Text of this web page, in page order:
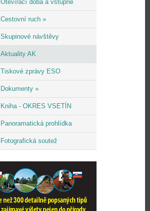
Otevírací doba a vstupné
Cestovní ruch »
Skupinové návštěvy
Aktuality AK
Tiskové zprávy ESO
Dokumenty »
Kniha - OKRES VSETÍN
Panoramatická prohlídka
Fotografická soutež